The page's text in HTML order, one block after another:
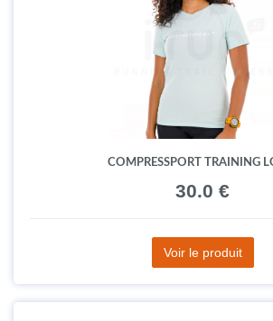
COMPRESSPORT TRAINING
30.0 €
Voir le produit